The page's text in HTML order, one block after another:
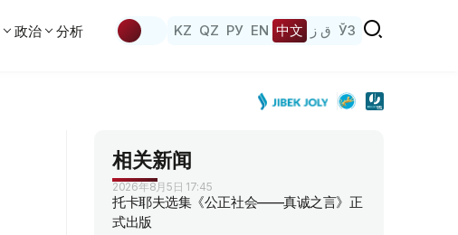
政治 分析 KZ QZ РУ EN 中文 ق ز ЎЗ
相关新闻
2026年8月5日 17:45
托卡耶夫选集《公正社会——真诚之言》正
式出版